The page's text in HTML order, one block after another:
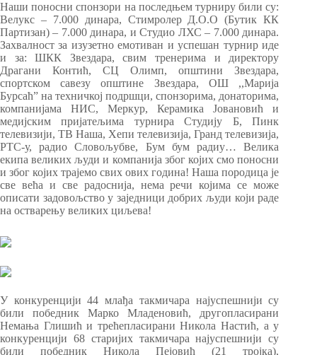
Наши поносни спонзори на последњем турниру били су:
Велукс – 7.000 динара, Стимролер Д.О.О (Бутик КК
Партизан) – 7.000 динара, и Студио ЛХС – 7.000 динара.
Захвалност за изузетно емотиван и успешан турнир иде
и за: ШКК Звездара, свим тренерима и директору
Драгани Контић, СЦ Олимп, општини Звездара,
спортском савезу општине Звездара, ОШ ,,Марија
Бурсаћ” на техничкој подршци, спонзорима, донаторима,
компанијама НИС, Меркур, Керамика Јовановић и
медијским пријатељима турнира Студију Б, Пинк
телевизији, ТВ Наша, Хепи телевизија, Гранд телевизија,
РТС-у, радио Словољубве, Бум бум радиу… Велика
екипа великих људи и компанија због којих смо поносни
и због којих трајемо свих ових година! Наша породица је
све већа и све радоснија, нема речи којима се може
описати задовољство у заједници добрих људи који раде
на остварењу великих циљева!
У конкуренцији 44 млађа такмичара најуспешнији су
били победник Марко Младеновић, другопласирани
Немања Глишић и трећепласирани Никола Настић, а у
конкуренцији 68 старијих такмичара најуспешнији су
били победник Никола Пејовић (21 тројка),